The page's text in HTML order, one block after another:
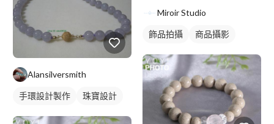
Alansilversmith
手環設計製作 珠寶設計
Miroir Studio
飾品拍攝 商品攝影